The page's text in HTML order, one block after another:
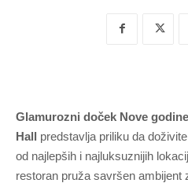
Glamurozni doček Nove
Hall predstavlja priliku da
od najlepših i najluksuznijih
restoran pruža savršen ambijent